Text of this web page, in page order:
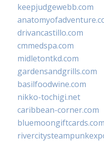
keepjudgewebb.com
drivancastillo.com
cmmedspa.com
midletontkd.com
gardensandgrills.com
basilfoodwine.com
nikko-tochigi.net
caribbean-corner.com
bluemoongiftcards.com